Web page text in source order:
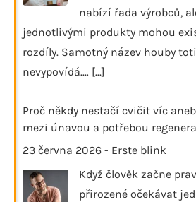
nabízí řada výrobců,
jednotlivými produkty mohou
rozdíly. Samotný název houby
nevypovídá.… [...]
Proč někdy nestačí cvičit víc
mezi únavou a potřebou
23 června 2026 - Erste blink
Když člověk začne
přirozené očekávat